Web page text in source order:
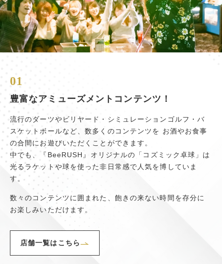
01
豊富なアミューズメントコンテンツ！
流行のダーツやビリヤード・シミュレーションゴルフ・バ
スケットボールなど、数多くのコンテンツを お酒やお食事
の合間にお遊びいただくことができます。
中でも、『BeeRUSH』オリジナルの「コズミック卓球」は
光るラケットや球を使った非日常感で人気を博していま
す。
数々のコンテンツに囲まれた、飽きの来ない時間を存分に
お楽しみいただけます。
店舗一覧はこちら